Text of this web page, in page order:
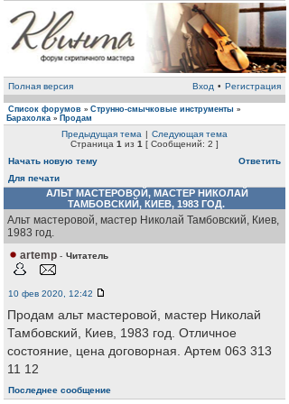
Полная версия Вход • Регистрация
Список форумов » Струнно-смычковые инструменты »
Барахолка » Продам
Предыдущая тема | Следующая тема
Страница 1 из 1 [ Сообщений: 2 ]
Начать новую тему
Ответить
Для печати
АЛЬТ МАСТЕРОВОЙ, МАСТЕР НИКОЛАЙ
ТАМБОВСКИЙ, КИЕВ, 1983 ГОД.
Альт мастеровой, мастер Николай Тамбовский, Киев,
1983 год.
artemp - Читатель
10 фев 2020, 12:42
Продам альт мастеровой, мастер Николай
Тамбовский, Киев, 1983 год. Отличное
состояние, цена договорная. Артем 063 313
11 12
Последнее сообщение